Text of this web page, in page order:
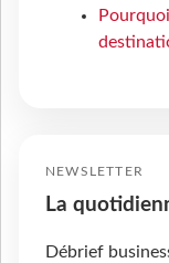
NEWSLETTER
La
Débrief